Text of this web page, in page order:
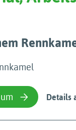
Details